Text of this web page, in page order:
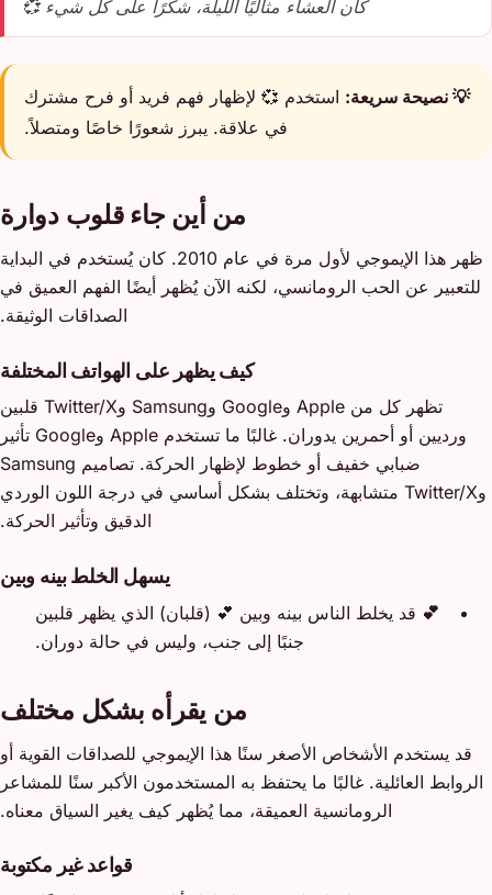
كان العشاء مثاليًا الليلة، شكرًا على كل شيء 💞
💡 نصيحة سريعة: استخدم 💞 لإظهار فهم فريد أو فرح مشترك
في علاقة. يبرز شعورًا خاصًا ومتصلاً.
من أين جاء قلوب دوارة
ظهر هذا الإيموجي لأول مرة في عام 2010. كان يُستخدم في البداية
للتعبير عن الحب الرومانسي، لكنه الآن يُظهر أيضًا الفهم العميق في
الصداقات الوثيقة.
كيف يظهر على الهواتف المختلفة
تظهر كل من Apple وGoogle وSamsung وTwitter/X قلبين
ورديين أو أحمرين يدوران. غالبًا ما تستخدم Apple وGoogle تأثير
ضبابي خفيف أو خطوط لإظهار الحركة. تصاميم Samsung
وTwitter/X متشابهة، وتختلف بشكل أساسي في درجة اللون الوردي
الدقيق وتأثير الحركة.
يسهل الخلط بينه وبين
💕 قد يخلط الناس بينه وبين 💕 (قلبان) الذي يظهر قلبين
جنبًا إلى جنب، وليس في حالة دوران.
من يقرأه بشكل مختلف
قد يستخدم الأشخاص الأصغر سنًا هذا الإيموجي للصداقات القوية أو
الروابط العائلية. غالبًا ما يحتفظ به المستخدمون الأكبر سنًا للمشاعر
الرومانسية العميقة، مما يُظهر كيف يغير السياق معناه.
قواعد غير مكتوبة